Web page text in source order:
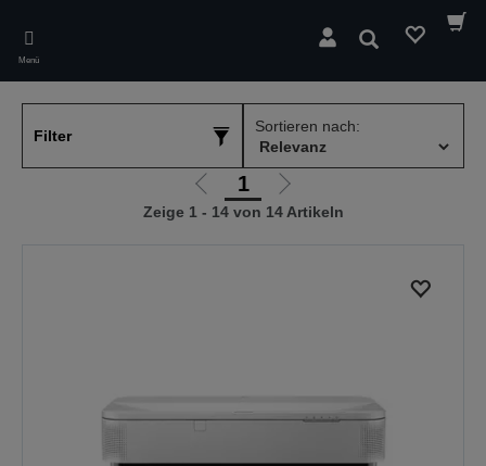
main
content
Menü
Suchen
Filter
Sortieren nach:
Zur
vorherigen
1
Zur
nächsten
Zeige 1 - 14 von 14 Artikeln